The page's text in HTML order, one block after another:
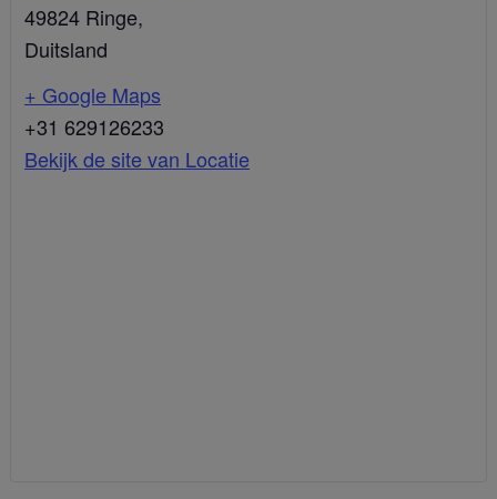
49824 Ringe,
Duitsland
+ Google Maps
+31 629126233
Bekijk de site van Locatie